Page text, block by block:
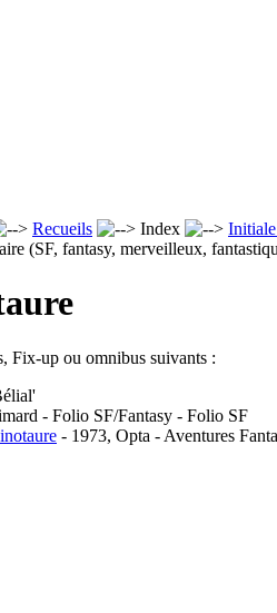
Recueils Index
(SF, fantasy, merveilleux,
Fix-up ou omnibus suivants :
- Folio SF/Fantasy - Folio SF
- 1973, Opta - Aventures